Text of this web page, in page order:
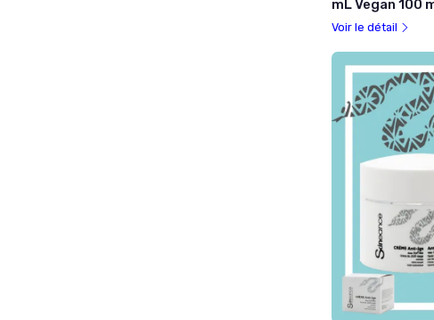
mL Vegan 100
Voir le détail